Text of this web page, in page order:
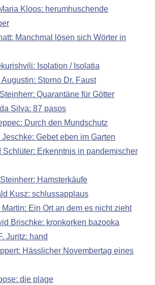
Kloos: herumhuschende
Manchmal lösen sich Wörter in
Isolation / Isolatia
Augustin: Storno Dr. Faust
Quarantäne für Götter
Silva: 87 pasos
Durch den Mundschutz
Jeschke: Gebet eben im Garten
Schlüter: Erkenntnis in pandemischer
Hamsterkäufe
Kusz: schlussapplaus
Martin: Ein Ort an dem es nicht zieht
Brischke: kronkorken bazooka
Juritz: hand
Hässlicher Novembertag eines
die plage